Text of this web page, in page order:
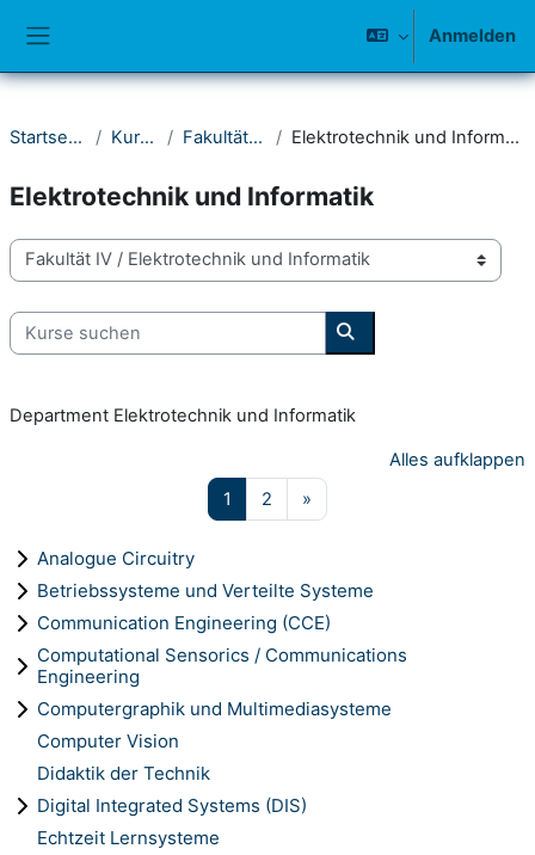
Anmelden
Startseite Kurse Fakultät IV Elektrotechnik und Informatik
Elektrotechnik und Informatik
Kursbereiche
Kurse suchen
Kurse suchen
Department Elektrotechnik und Informatik
Alles aufklappen
1 Seite 1
2 Seite 2
»
Analogue Circuitry
Betriebssysteme und Verteilte Systeme
Communication Engineering (CCE)
Computational Sensorics / Communications
Engineering
Computergraphik und Multimediasysteme
Computer Vision
Didaktik der Technik
Digital Integrated Systems (DIS)
Echtzeit Lernsysteme